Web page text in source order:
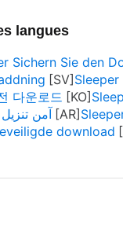
langues
Sichern Sie den
다운로드
Sleeper آمن تنزيل
download